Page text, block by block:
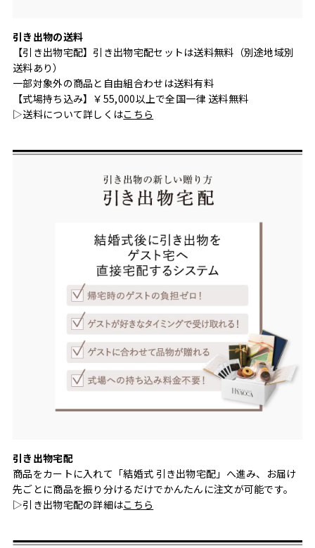
引き出物の送料
【引き出物宅配】引き出物宅配セットは送料無料（別途地域別
送料あり）
一部対象外の商品と自由組合わせは送料有料
【式場持ち込み】￥55,000以上で全国一律 送料無料
▷送料について詳しくはこちら
引き出物宅配
商品をカートに入れて「結婚式 引き出物宅配」へ進み、お届け
先ごとに商品を振り分けるだけでかんたんに注文が可能です。
▷引き出物宅配の詳細はこちら